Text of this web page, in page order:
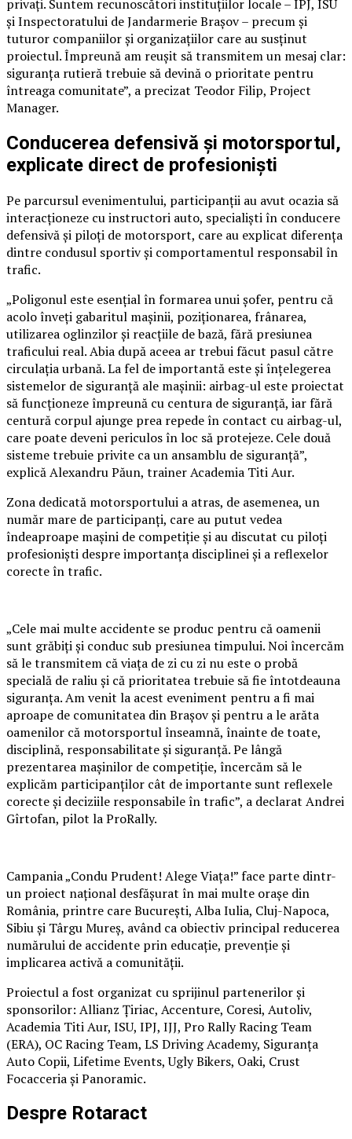
privați. Suntem recunoscători instituțiilor locale – IPJ, ISU
și Inspectoratului de Jandarmerie Brașov – precum și
tuturor companiilor și organizațiilor care au susținut
proiectul. Împreună am reușit să transmitem un mesaj clar:
siguranța rutieră trebuie să devină o prioritate pentru
întreaga comunitate”, a precizat Teodor Filip, Project
Manager.
Conducerea defensivă și motorsportul,
explicate direct de profesioniști
Pe parcursul evenimentului, participanții au avut ocazia să
interacționeze cu instructori auto, specialiști în conducere
defensivă și piloți de motorsport, care au explicat diferența
dintre condusul sportiv și comportamentul responsabil în
trafic.
„Poligonul este esențial în formarea unui șofer, pentru că
acolo înveți gabaritul mașinii, poziționarea, frânarea,
utilizarea oglinzilor și reacțiile de bază, fără presiunea
traficului real. Abia după aceea ar trebui făcut pasul către
circulația urbană. La fel de importantă este și înțelegerea
sistemelor de siguranță ale mașinii: airbag-ul este proiectat
să funcționeze împreună cu centura de siguranță, iar fără
centură corpul ajunge prea repede în contact cu airbag-ul,
care poate deveni periculos în loc să protejeze. Cele două
sisteme trebuie privite ca un ansamblu de siguranță”,
explică Alexandru Păun, trainer Academia Titi Aur.
Zona dedicată motorsportului a atras, de asemenea, un
număr mare de participanți, care au putut vedea
îndeaproape mașini de competiție și au discutat cu piloți
profesioniști despre importanța disciplinei și a reflexelor
corecte în trafic.
„Cele mai multe accidente se produc pentru că oamenii
sunt grăbiți și conduc sub presiunea timpului. Noi încercăm
să le transmitem că viața de zi cu zi nu este o probă
specială de raliu și că prioritatea trebuie să fie întotdeauna
siguranța. Am venit la acest eveniment pentru a fi mai
aproape de comunitatea din Brașov și pentru a le arăta
oamenilor că motorsportul înseamnă, înainte de toate,
disciplină, responsabilitate și siguranță. Pe lângă
prezentarea mașinilor de competiție, încercăm să le
explicăm participanților cât de importante sunt reflexele
corecte și deciziile responsabile în trafic”, a declarat Andrei
Gîrtofan, pilot la ProRally.
Campania „Condu Prudent! Alege Viața!” face parte dintr-
un proiect național desfășurat în mai multe orașe din
România, printre care București, Alba Iulia, Cluj-Napoca,
Sibiu și Târgu Mureș, având ca obiectiv principal reducerea
numărului de accidente prin educație, prevenție și
implicarea activă a comunității.
Proiectul a fost organizat cu sprijinul partenerilor și
sponsorilor: Allianz Țiriac, Accenture, Coresi, Autoliv,
Academia Titi Aur, ISU, IPJ, IJJ, Pro Rally Racing Team
(ERA), OC Racing Team, LS Driving Academy, Siguranța
Auto Copii, Lifetime Events, Ugly Bikers, Oaki, Crust
Focacceria și Panoramic.
Despre Rotaract